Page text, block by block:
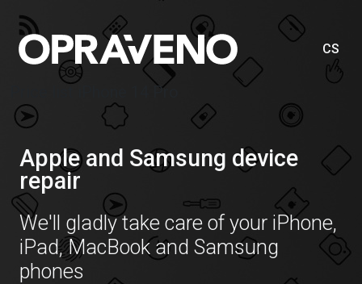
CS
Price list iPhone 14 Pro
Apple and Samsung device
repair
We'll gladly take care of your iPhone,
iPad, MacBook and Samsung
phones